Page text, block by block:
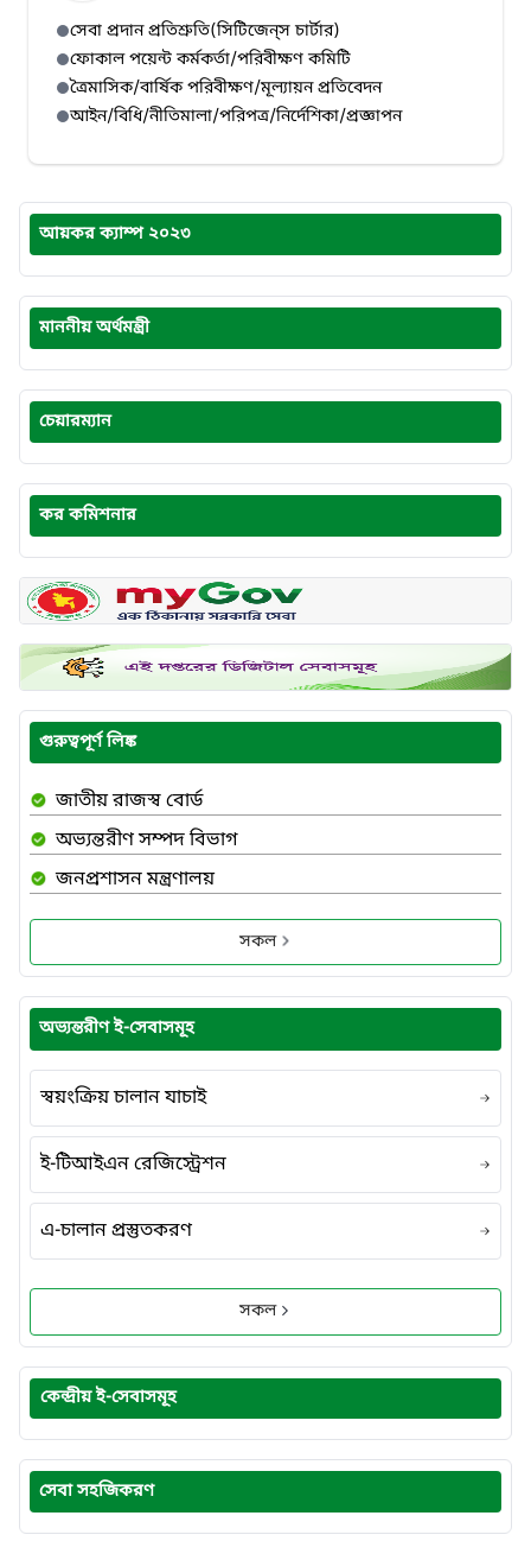
সেবা প্রদান প্রতিশ্রুতি(সিটিজেন্‌স চার্টার)
ফোকাল পয়েন্ট কর্মকর্তা/পরিবীক্ষণ কমিটি
ত্রৈমাসিক/বার্ষিক পরিবীক্ষণ/মূল্যায়ন প্রতিবেদন
আইন/বিধি/নীতিমালা/পরিপত্র/নির্দেশিকা/প্রজ্ঞাপন
আয়কর ক্যাম্প ২০২৩
মাননীয় অর্থমন্ত্রী
চেয়ারম্যান
কর কমিশনার
গুরুত্বপূর্ণ লিঙ্ক
জাতীয় রাজস্ব বোর্ড
অভ্যন্তরীণ সম্পদ বিভাগ
জনপ্রশাসন মন্ত্রণালয়
সকল
অভ্যন্তরীণ ই-সেবাসমূহ
স্বয়ংক্রিয় চালান যাচাই
ই-টিআইএন রেজিস্ট্রেশন
এ-চালান প্রস্তুতকরণ
সকল
কেন্দ্রীয় ই-সেবাসমূহ
সেবা সহজিকরণ